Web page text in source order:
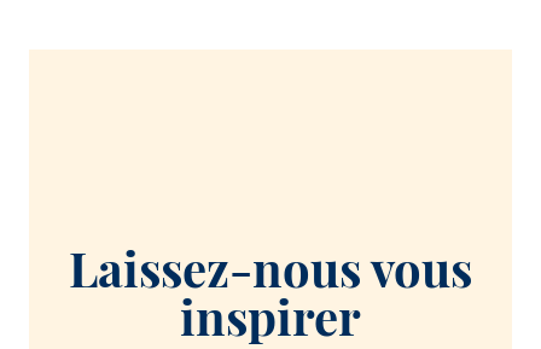
Laissez-nous vous
inspirer